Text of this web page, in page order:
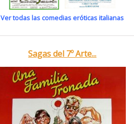
Ver todas las comedias eróticas italianas
Sagas del 7º Arte...